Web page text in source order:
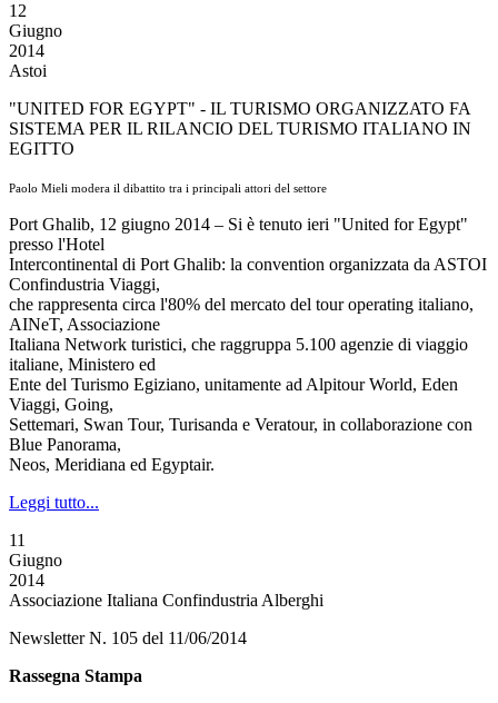
12
Giugno
2014
Astoi
"UNITED FOR EGYPT" - IL TURISMO ORGANIZZATO FA
SISTEMA PER IL RILANCIO DEL TURISMO ITALIANO IN
EGITTO
Paolo Mieli modera il dibattito tra i principali attori del settore
Port Ghalib, 12 giugno 2014 – Si è tenuto ieri "United for Egypt"
presso l'Hotel
Intercontinental di Port Ghalib: la convention organizzata da ASTOI
Confindustria Viaggi,
che rappresenta circa l'80% del mercato del tour operating italiano,
AINeT, Associazione
Italiana Network turistici, che raggruppa 5.100 agenzie di viaggio
italiane, Ministero ed
Ente del Turismo Egiziano, unitamente ad Alpitour World, Eden
Viaggi, Going,
Settemari, Swan Tour, Turisanda e Veratour, in collaborazione con
Blue Panorama,
Neos, Meridiana ed Egyptair.
Leggi tutto...
11
Giugno
2014
Associazione Italiana Confindustria Alberghi
Newsletter N. 105 del 11/06/2014
Rassegna Stampa